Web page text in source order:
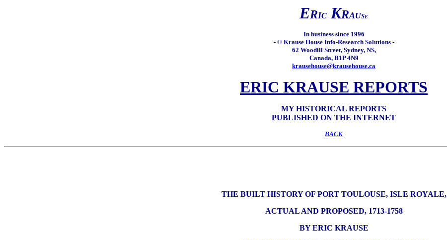
ERIC KRAUSE
In business since 1996
- © Krause House Info-Research Solutions -
62 Woodill Street, Sydney, NS,
Canada, B1P 4N9
krausehouse@krausehouse.ca
ERIC KRAUSE REPORTS
MY HISTORICAL REPORTS
PUBLISHED ON THE INTERNET
BACK
THE BUILT HISTORY OF PORT TOULOUSE, ISLE ROYALE,
ACTUAL AND PROPOSED, 1713-1758
BY ERIC KRAUSE